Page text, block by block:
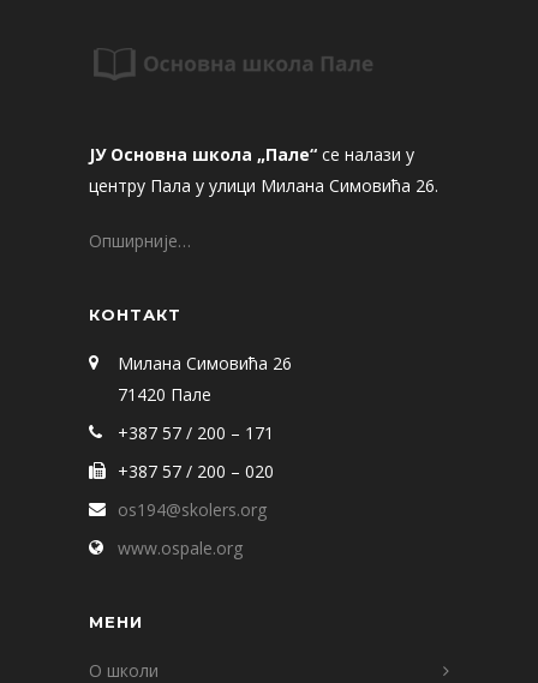
ЈУ Основна школа „Пале“ се налази у
центру Пала у улици Милана Симовића 26.
Опширније…
КОНТАКТ
Милана Симовића 26
71420 Пале
+387 57 / 200 – 171
+387 57 / 200 – 020
os194@skolers.org
www.ospale.org
МЕНИ
О школи